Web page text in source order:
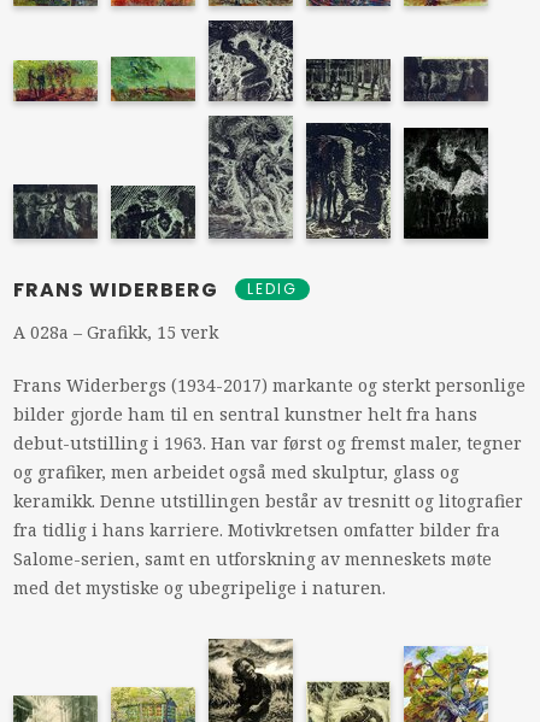
FRANS WIDERBERG LEDIG
A 028a – Grafikk, 15 verk
Frans Widerbergs (1934-2017) markante og sterkt personlige
bilder gjorde ham til en sentral kunstner helt fra hans
debut-utstilling i 1963. Han var først og fremst maler, tegner
og grafiker, men arbeidet også med skulptur, glass og
keramikk. Denne utstillingen består av tresnitt og litografier
fra tidlig i hans karriere. Motivkretsen omfatter bilder fra
Salome-serien, samt en utforskning av menneskets møte
med det mystiske og ubegripelige i naturen.